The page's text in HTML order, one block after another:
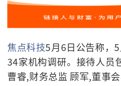
焦点科技5月6日公告称，
34家机构调研。 接待人员
曹睿,财务总监 顾军,董事